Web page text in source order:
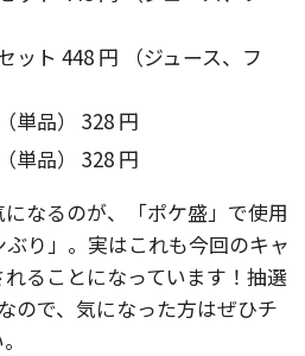
ット 448 円 （ジュース、フ
単品） 328 円
単品） 328 円
なるのが、「ポケ盛」で使用
り」。実はこれも今回のキャ
ることになっています！抽選
ので、気になった方はぜひチ